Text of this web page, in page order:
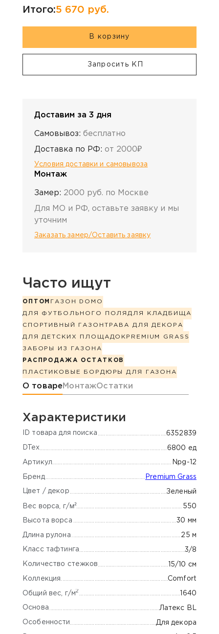
Итого:5 670 руб.
В корзину
Запросить КП
Доставим за 3 дня
Самовывоз: бесплатно
Доставка по РФ: от 2000₽
Условия доставки и самовывоза
Монтаж
Замер: 2000 руб. по Москве
Для МО и РФ, оставьте заявку и мы
уточним
Заказать замер/Оставить заявку
Часто ищут
ОПТОМ ГАЗОН DOMO
ДЛЯ ФУТБОЛЬНОГО ПОЛЯДЛЯ КЛАДБИЩА
СПОРТИВНЫЙ ГАЗОН ТРАВА ДЛЯ ДЕКОРА
ДЛЯ ДЕТСКИХ ПЛОЩАДОК PREMIUM GRASS
ЗАБОРЫ ИЗ ГАЗОНА
РАСПРОДАЖА ОСТАТКОВ
ПЛАСТИКОВЫЕ БОРДЮРЫ ДЛЯ ГАЗОНА
Информация о товаре
О товаре МонтажОстатки
Характеристики
ID товара для поиска 6352839
DTex 6800 ед
Артикул Npg-12
Бренд Premium Grass
Цвет / декор Зеленый
Вес ворса, г/м² 550
Высота ворса 30 мм
Длина рулона 25 м
Класс тафтинга 3/8
Количество стежков 15/10 см
Коллекция Comfort
Общий вес, г/м2 1640
Основа Латекс BL
Особенности Для декора